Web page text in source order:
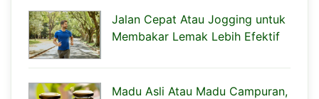
Jalan Cepat Atau Jogging untuk
Membakar Lemak Lebih Efektif
Madu Asli Atau Madu Campuran,